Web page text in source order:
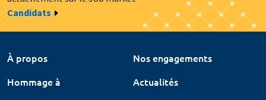
Candidats
À propos
Nos engagements
Hommage à
Actualités